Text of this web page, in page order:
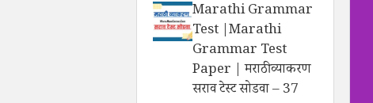
Marathi Grammar
Test |Marathi
Grammar Test
Paper | मराठी व्याकरण
सराव टेस्ट सोडवा – 37